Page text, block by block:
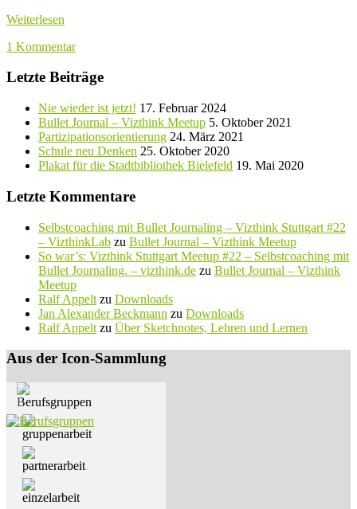
Weiterlesen
1 Kommentar
Letzte Beiträge
Nie wieder ist jetzt! 17. Februar 2024
Bullet Journal – Vizthink Meetup 5. Oktober 2021
Partizipationsorientierung 24. März 2021
Schule neu Denken 25. Oktober 2020
Plakat für die Stadtbibliothek Bielefeld 19. Mai 2020
Letzte Kommentare
Selbstcoaching mit Bullet Journaling – Vizthink Stuttgart #22
– VizthinkLab zu Bullet Journal – Vizthink Meetup
So war’s: Vizthink Stuttgart Meetup #22 – Selbstcoaching mit
Bullet Journaling. – vizthink.de zu Bullet Journal – Vizthink
Meetup
Ralf Appelt zu Downloads
Jan Alexander Beckmann zu Downloads
Ralf Appelt zu Über Sketchnotes, Lehren und Lernen
Aus der Icon-Sammlung